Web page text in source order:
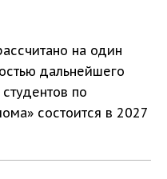
на один
дальнейшего
по
состоится в 2027